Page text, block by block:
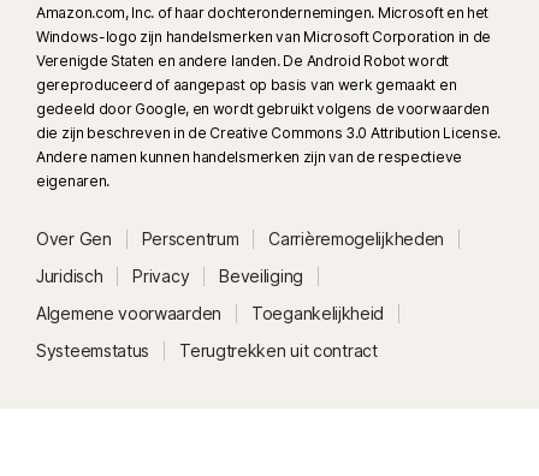
Amazon.com, Inc. of haar dochterondernemingen. Microsoft en het
Windows-logo zijn handelsmerken van Microsoft Corporation in de
Verenigde Staten en andere landen. De Android Robot wordt
gereproduceerd of aangepast op basis van werk gemaakt en
gedeeld door Google, en wordt gebruikt volgens de voorwaarden
die zijn beschreven in de Creative Commons 3.0 Attribution License.
Andere namen kunnen handelsmerken zijn van de respectieve
eigenaren.
Over Gen Perscentrum
Carrièremogelijkheden
Juridisch
Privacy
Beveiliging
Algemene voorwaarden
Toegankelijkheid
Systeemstatus
Terugtrekken uit contract